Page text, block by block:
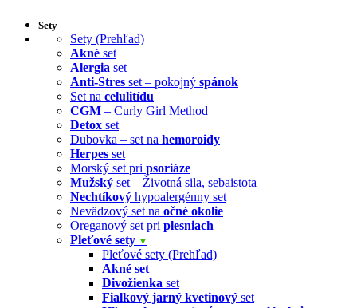
Sety
Sety (Prehľad)
Akné set
Alergia set
Anti-Stres set – pokojný spánok
Set na celulitídu
CGM – Curly Girl Method
Detox set
Dubovka – set na hemoroidy
Herpes set
Morský set pri psoriáze
Mužský set – Životná sila, sebaistota
Nechtíkový hypoalergénny set
Nevädzový set na očné okolie
Oreganový set pri plesniach
Pleťové sety ▼
Pleťové sety (Prehľad)
Akné set
Divožienka set
Fialkový jarný kvetinový set